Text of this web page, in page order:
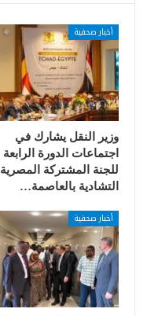
أخبار صحفية
وزير النقل يشارك في
اجتماعات الدورة الرابعة
للجنة المشتركة المصرية
التشادية بالعاصمة…
أخبار صحفية